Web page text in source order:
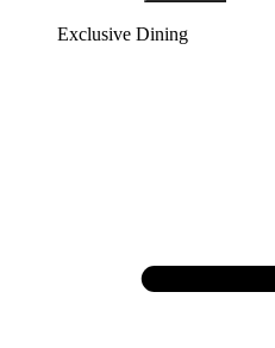
Exclusive Dining